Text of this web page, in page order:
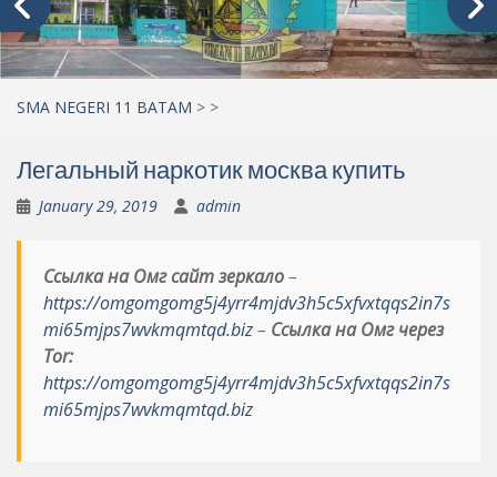
SMA NEGERI 11 BATAM > >
Легальный наркотик москва купить
January 29, 2019 admin
Ссылка на Омг сайт зеркало–
https://omgomgomg5j4yrr4mjdv3h5c5xfvxtqqs2in7s
mi65mjps7wvkmqmtqd.biz– Ссылка на Омг через
Tor:
https://omgomgomg5j4yrr4mjdv3h5c5xfvxtqqs2in7s
mi65mjps7wvkmqmtqd.biz